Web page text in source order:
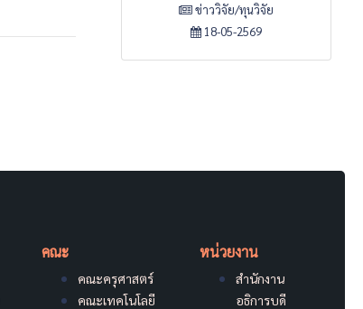
ข่าววิจัย/ทุนวิจัย
18-05-2569
คณะ
คณะครุศาสตร์
คณะเทคโนโลยี
หน่วยงาน
สำนักงาน
อธิการบดี